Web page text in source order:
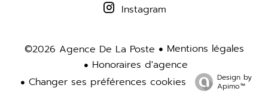
Instagram
©2026 Agence De La Poste
Mentions légales
Honoraires d'agence
Changer ses préférences cookies
Design by
Apimo™